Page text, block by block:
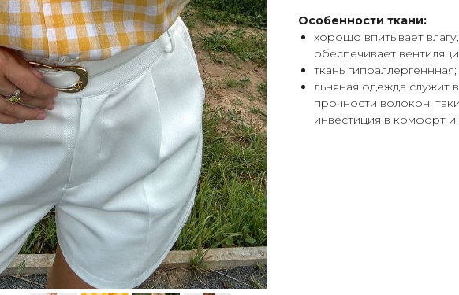
Особенности ткани:
хорошо впитывает
обеспечивает
ткань гипоаллергеннная;
льняная одежда служит
прочности волокон,
инвестиция в комфорт и